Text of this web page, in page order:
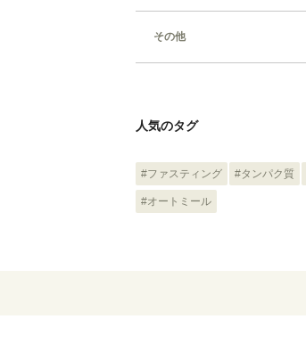
その他
人気のタグ
#ファスティング #タンパク質
#オートミール